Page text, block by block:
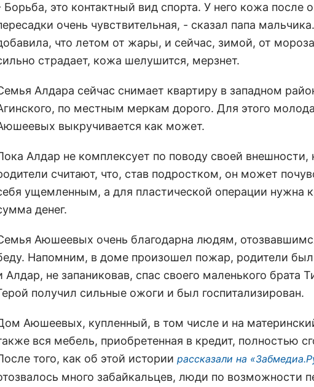
Борьба, это контактный вид спорта. У него кожа после
очень чувствительная, - сказал папа
что летом от жары, и сейчас, зимой, от
страдает, кожа шелушится, мерзнет.
Алдара сейчас снимает квартиру в западном
по местным меркам дорого. Для этого
выкручивается как может.
Алдар не комплексует по поводу своей внешности,
считают, что, став подростком, он может
ущемленным, а для пластической операции нужна
денег.
Аюшеевых очень благодарна людям,
Напомним, в доме произошел пожар, родители
Алдар, не запаниковав, спас своего маленького брата
получил сильные ожоги и был госпитализирован.
Аюшеевых, купленный, в том числе и на
вся мебель, приобретенная в кредит, полностью
того, как об этой истории рассказали на
много забайкальцев, люди по возможности